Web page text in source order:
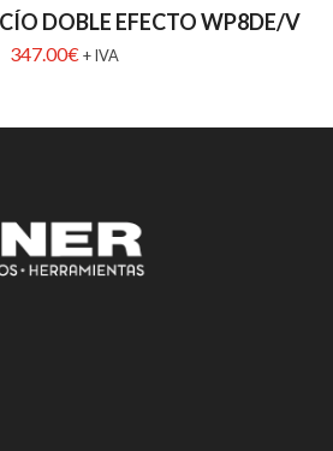
DOBLE EFECTO WP8DE/V
347.00€ + IVA